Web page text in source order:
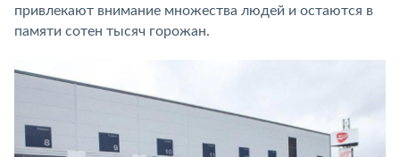
привлекают внимание множества людей и остаются в
памяти сотен тысяч горожан.